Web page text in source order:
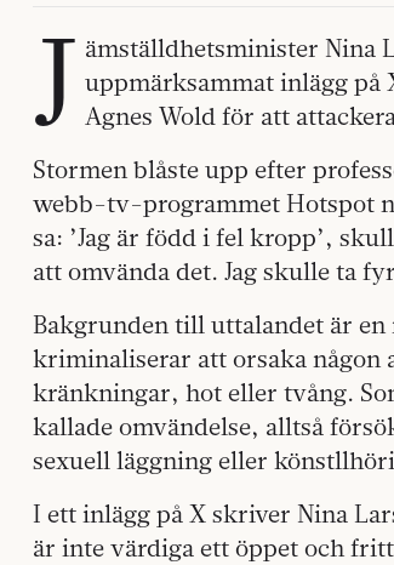
J ämställdhetsminister Nina
uppmärksammat inlägg på
Agnes Wold för att
Stormen blåste upp efter
webb-tv-programmet Hotspot
sa: ’Jag är född i fel kropp’,
att omvända det. Jag skulle ta
Bakgrunden till uttalandet är
kriminaliserar att orsaka någon
kränkningar, hot eller tvång.
kallade omvändelse, alltså
sexuell läggning eller
I ett inlägg på X skriver Nina
är inte värdiga ett öppet och